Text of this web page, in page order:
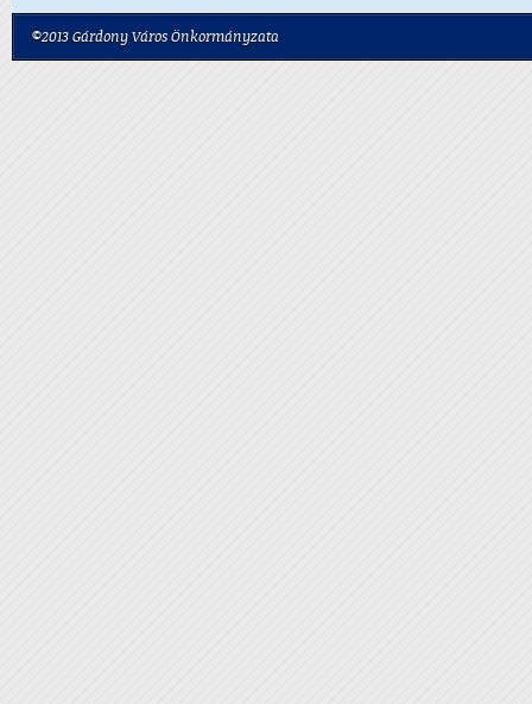
©2013 Gárdony Város Önkormányzata